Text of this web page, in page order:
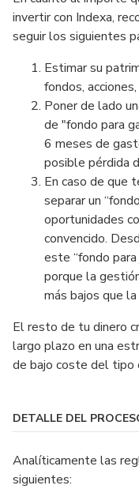
invertir con Indexa,
seguir los siguientes
Estimar su
fondos, acciones,
Poner de lado
de "fondo para
6 meses de
posible pérdida
En caso de que
separar un
oportunidades
convencido.
este “fondo
porque la
más bajos que
El resto de tu dinero
largo plazo en una
de bajo coste del tipo
DETALLE DEL
Analíticamente las
siguientes: